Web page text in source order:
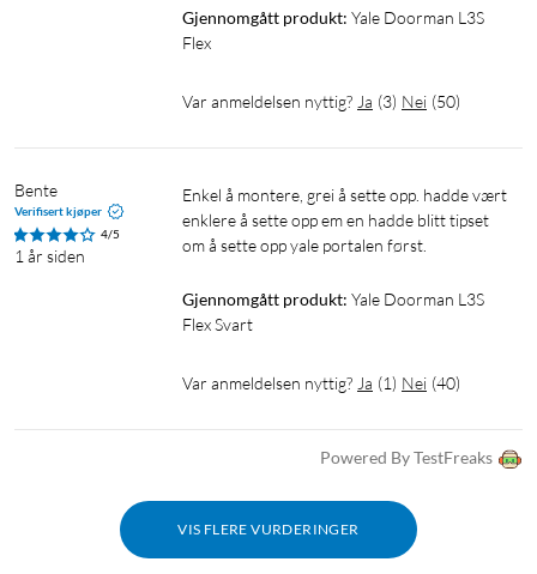
Gjennomgått produkt: Yale Doorman L3S
Flex
Var anmeldelsen nyttig? Ja (3) Nei (50)
Bente
Verifisert kjøper
4/5
1 år siden
enkel å montere, grei å sette opp. hadde vært
enklere å sette opp em en hadde blitt tipset
Gjennomgått produkt: Yale Doorman L3S
Flex Svart
Var anmeldelsen nyttig? Ja (1) Nei (40)
Powered By TestFreaks
VIS FLERE VURDERINGER